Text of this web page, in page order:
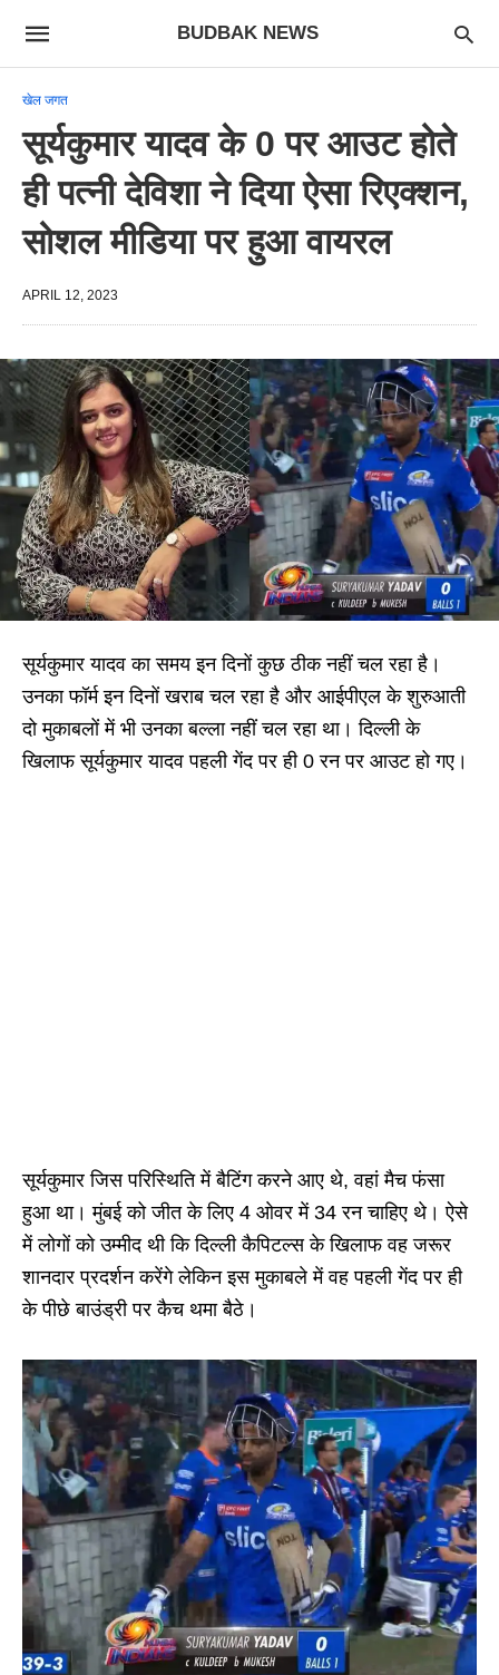
BUDBAK NEWS
खेल जगत
सूर्यकुमार यादव के 0 पर आउट होते
ही पत्नी देविशा ने दिया ऐसा रिएक्शन,
सोशल मीडिया पर हुआ‌ वायरल
APRIL 12, 2023
सूर्यकुमार यादव का समय इन दिनों कुछ ठीक नहीं चल रहा है।
उनका फॉर्म इन दिनों खराब चल रहा है और आईपीएल के शुरुआती
दो मुकाबलों में भी उनका बल्ला नहीं चल रहा था। दिल्ली के
खि‍लाफ सूर्यकुमार यादव पहली गेंद पर ही 0 रन पर आउट हो गए।
सूर्यकुमार जिस परिस्थिति में बैटिंग करने आए थे, वहां मैच फंसा
हुआ था। मुंबई को जीत के लिए 4 ओवर में 34 रन चाहिए थे। ऐसे
में लोगों को उम्मीद थी कि दिल्ली कैपिटल्स के खिलाफ वह जरूर
शानदार प्रदर्शन करेंगे लेकिन इस मुकाबले में वह पहली गेंद पर ही
के पीछे बाउंड्री पर कैच थमा बैठे।